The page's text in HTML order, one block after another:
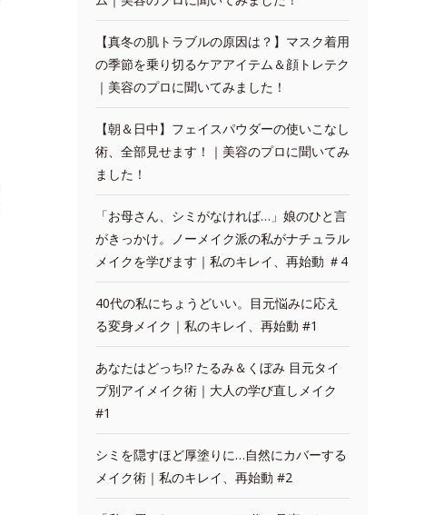
【真冬の肌トラブルの原因は？】マスク着用
の季節を乗り切るケアアイテム＆顔トレテク
｜美容のプロに聞いてみました！
【朝＆日中】フェイスパウダーの使いこなし
術、全部見せます！｜美容のプロに聞いてみ
ました！
「お母さん、シミがなければ…」娘のひと言
がきっかけ。ノーメイク派の私がナチュラル
メイクを学びます｜私のキレイ、再始動 ＃4
40代の私にちょうどいい。目元悩みに応え
る変身メイク｜私のキレイ、再始動 #1
あなたはどっち!? たるみ＆くぼみ 目元タイ
プ別アイメイク術｜大人の学び直しメイク
#1
シミを隠すほど厚塗りに…自然にカバーする
メイク術｜私のキレイ、再始動 #2